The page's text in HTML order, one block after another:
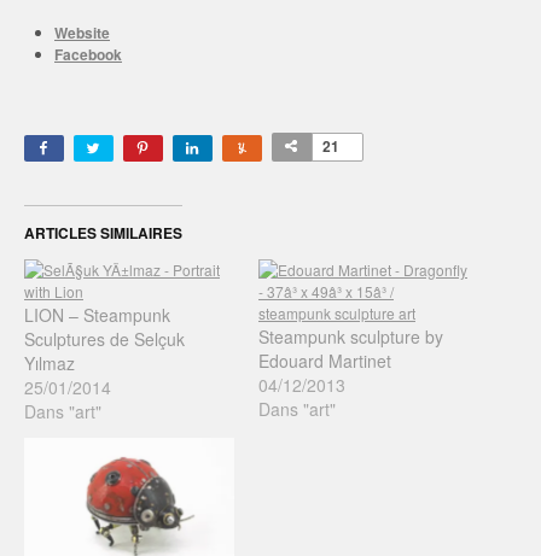
Website
Facebook
21
ARTICLES SIMILAIRES
LION – Steampunk
Sculptures de Selçuk
Yılmaz
25/01/2014
Dans "art"
Steampunk sculpture by
Edouard Martinet
04/12/2013
Dans "art"